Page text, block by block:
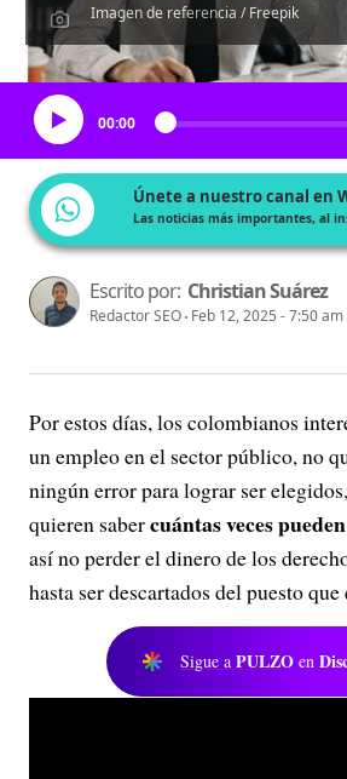
Imagen de referencia / Freepik
Escucha el
00:00
Únete a nuestro canal en
Las noticias más importantes, al
Escrito por: Christian Suárez
Redactor SEO Feb 12, 2025 - 7:50 am
Por estos días, los colombianos
un empleo en el sector público, no
ningún error para lograr ser
quieren sabercuántas veces
así no perder el dinero de los
hasta ser descartados del puesto que
Sigue a PULZO en